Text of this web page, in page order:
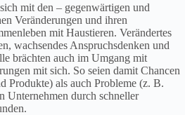
mit den – gegenwärtigen und
Veränderungen und ihren
mit Haustieren. Verändertes
wachsendes Anspruchsdenken und
brächten auch im Umgang mit
mit sich. So seien damit Chancen
Produkte) als auch Probleme (z. B.
Unternehmen durch schneller